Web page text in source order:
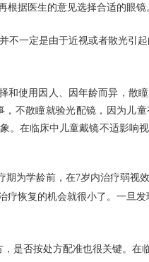
据医生的意见选择合适的眼镜
不一定是由于近视或者散光引
和使用因人、因年龄而异，散
不散瞳就验光配镜，因为儿
。在临床中儿童戴镜不适影响
为学龄前，在7岁内治疗弱视
恢复的机会就很小了。一旦
是否按处方配准也很关键。在